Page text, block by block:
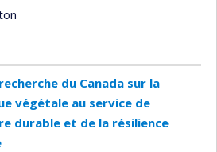
du Canada sur la
végétale au service de
durable et de la résilience